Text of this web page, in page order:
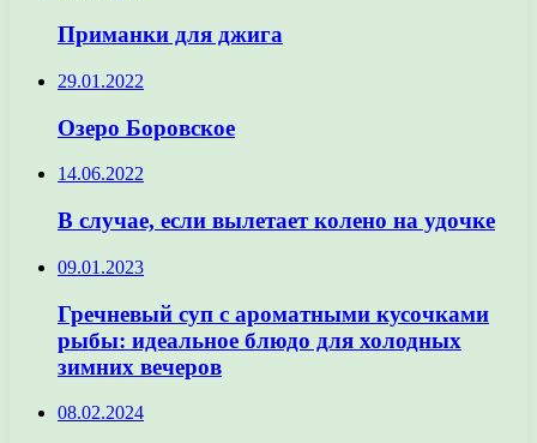
Приманки для джига
29.01.2022
Озеро Боровское
14.06.2022
В случае, если вылетает колено на удочке
09.01.2023
Гречневый суп с ароматными кусочками
рыбы: идеальное блюдо для холодных
зимних вечеров
08.02.2024